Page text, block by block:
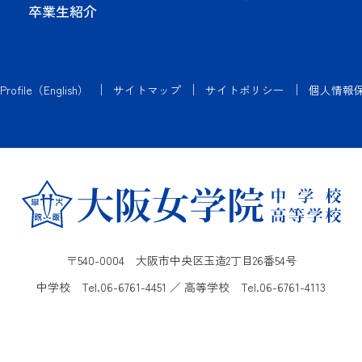
卒業生紹介
（English） サイトマップ サイトポリシー 個人情報
〒540-0004 大阪市中央区玉造2丁目26番54号
中学校 Tel.06-6761-4451 ／ 高等学校 Tel.06-6761-4113